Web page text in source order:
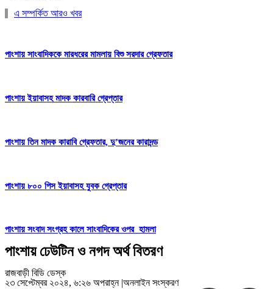
এ সম্পর্কিত আরও খবর
পাংশায় সাংবাদিককে মারধরের মামলায় বিশু সরদার গ্রেফতার
পাংশায় ইয়াবাসহ মাদক কারবারি গ্রেপ্তার
পাংশায় তিন মাদক কারাবি গ্রেফতার, দু’জনের কারাদন্ড
পাংশায় ৮০০ পিস ইয়াবাসহ যুবক গ্রেপ্তার
পাংশায় সংবাদ সংগ্রহ কালে সাংবাদিকের ওপর হামলা
পাংশায় ঢেউটিন ও নগদ অর্থ বিতরণ
রাজবাড়ী বিডি ডেস্ক
২৩ সেপ্টেম্বর ২০২৪, ৬:২৬ অপরাহ্ন |অনলাইন সংস্করণ